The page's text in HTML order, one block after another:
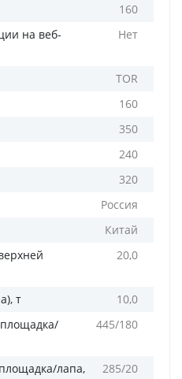
160
на веб-
Нет
TOR
160
350
240
320
Россия
Китай
20,0
т
10,0
445/180
лапа,
285/20